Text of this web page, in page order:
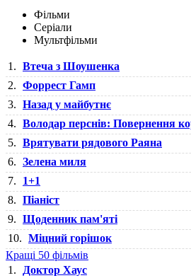
Фільми
Серіали
Мультфільми
1. Втеча з Шоушенка
2. Форрест Гамп
3. Назад у майбутнє
4. Володар перснів: Повернення
5. Врятувати рядового Раяна
6. Зелена миля
7.
1+1
8. Піаніст
9. Щоденник пам'яті
10. Міцний горішок
Кращі 50 фільмів
1.
Доктор Хаус